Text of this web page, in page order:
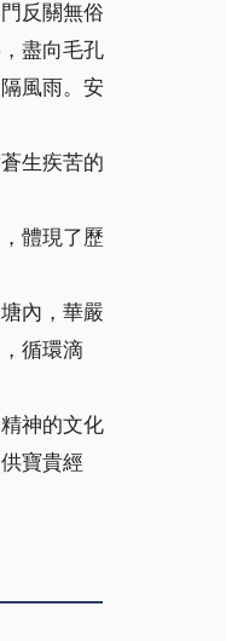
反關無俗
盡向毛孔
風雨。安
生疾苦的
體現了歷
內，華嚴
循環滴
神的文化
寶貴經